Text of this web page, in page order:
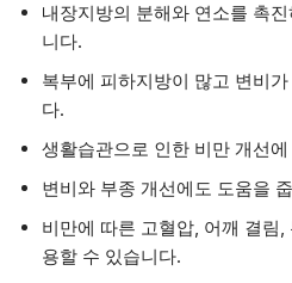
내장지방의 분해와 연소를 촉
니다.
복부에 피하지방이 많고 변비
다.
생활습관으로 인한 비만 개선
변비와 부종 개선에도 도움을
비만에 따른 고혈압, 어깨 결림
용할 수 있습니다.